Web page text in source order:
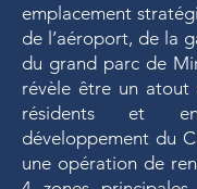
emplacement
de l’aéroport, de la
du grand parc de
révèle être un atout
résidents et
développement du
une opération de